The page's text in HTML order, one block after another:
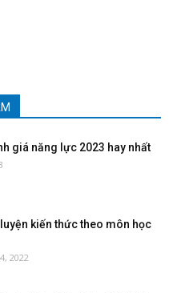
giá năng lực 2023 hay nhất
kiến thức theo môn học
2022